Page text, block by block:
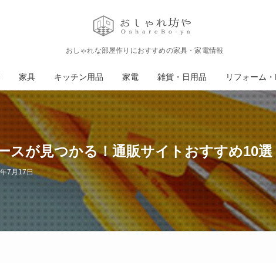
おしゃれな部屋作りにおすすめの家具・家電情報
家具 キッチン用品 家電 雑貨・日用品 リフォーム
スが見つかる！通販サイトおすすめ10選
7月17日